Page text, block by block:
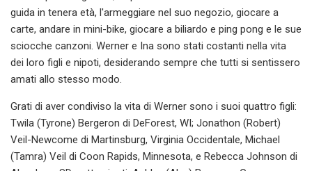
guida in tenera età, l'armeggiare nel suo negozio, giocare a
carte, andare in mini-bike, giocare a biliardo e ping pong e le sue
sciocche canzoni. Werner e Ina sono stati costanti nella vita
dei loro figli e nipoti, desiderando sempre che tutti si sentissero
amati allo stesso modo.
Grati di aver condiviso la vita di Werner sono i suoi quattro figli:
Twila (Tyrone) Bergeron di DeForest, WI; Jonathon (Robert)
Veil-Newcome di Martinsburg, Virginia Occidentale, Michael
(Tamra) Veil di Coon Rapids, Minnesota, e Rebecca Johnson di